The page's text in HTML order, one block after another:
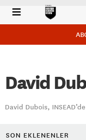
David
David Dubois,
SON EKLENENLER